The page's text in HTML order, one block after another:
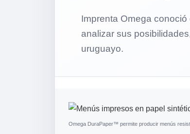
Imprenta Omega
analizar sus
uruguayo.
Omega DuraPaper™ permite producir menús